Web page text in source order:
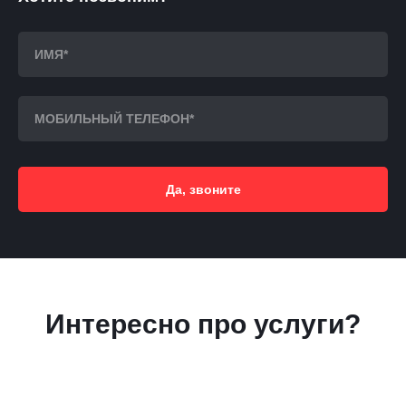
Да, звоните
Интересно про услуги?